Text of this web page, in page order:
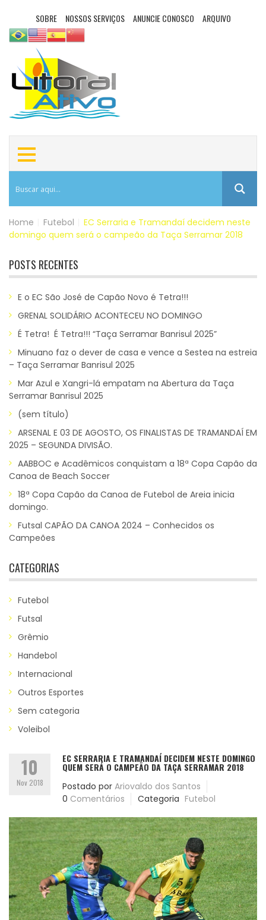
SOBRE NOSSOS SERVIÇOS ANUNCIE CONOSCO ARQUIVO
Home Futebol
EC Serraria e Tramandaí decidem neste
domingo quem será o campeão da Taça Serramar 2018
POSTS RECENTES
E o EC São José de Capão Novo é Tetra!!!
GRENAL SOLIDÁRIO ACONTECEU NO DOMINGO
É Tetra! É Tetra!!! “Taça Serramar Banrisul 2025”
Minuano faz o dever de casa e vence a Sestea na estreia
– Taça Serramar Banrisul 2025
Mar Azul e Xangri-lá empatam na Abertura da Taça
Serramar Banrisul 2025
(sem título)
ARSENAL E 03 DE AGOSTO, OS FINALISTAS DE TRAMANDAÍ EM
2025 – SEGUNDA DIVISÃO.
AABBOC e Acadêmicos conquistam a 18ª Copa Capão da
Canoa de Beach Soccer
18ª Copa Capão da Canoa de Futebol de Areia inicia
domingo.
Futsal CAPÃO DA CANOA 2024 – Conhecidos os
Campeões
CATEGORIAS
Futebol
Futsal
Grêmio
Handebol
Internacional
Outros Esportes
Sem categoria
Voleibol
10
Nov 2018
EC SERRARIA E TRAMANDAÍ DECIDEM NESTE DOMINGO
QUEM SERÁ O CAMPEÃO DA TAÇA SERRAMAR 2018
Postado por Ariovaldo dos Santos
0 Comentários Categoria Futebol